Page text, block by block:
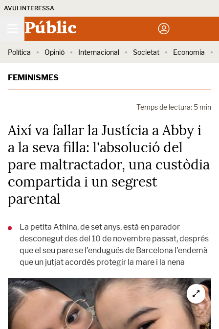
AVUI INTERESSA
Públic
Política Opinió Internacional Societat Economia
FEMINISMES
Temps de lectura: 5 min
Així va fallar la Justícia a Abby i
a la seva filla: l'absolució del
pare maltractador, una custòdia
compartida i un segrest
parental
La petita Athina, de set anys, està en parador
desconegut des del 10 de novembre passat, després
que el seu pare se l'endugués de Barcelona l'endemà
que un jutjat acordés protegir la mare i la nena